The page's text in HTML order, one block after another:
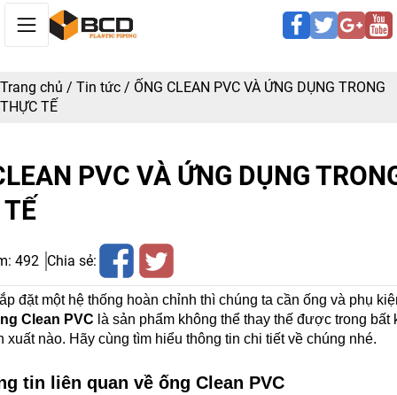
Trang chủ / Tin tức / ỐNG CLEAN PVC VÀ ỨNG DỤNG TRONG
THỰC TẾ
PVC VÀ ỨNG DỤNG
492 Chia sẻ:
đặt một hệ thống hoàn chỉnh thì chúng ta cần ống và phụ
Clean PVC là sản phẩm không thể thay thế được trong bất
xuất nào. Hãy cùng tìm hiểu thông tin chi tiết về chúng nhé.
tin liên quan về ống Clean PVC